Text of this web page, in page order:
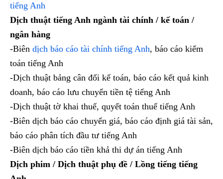
tiếng Anh
Dịch thuật tiếng Anh ngành tài chính / kế toán /
ngân hàng
-Biên dịch báo cáo tài chính tiếng Anh, báo cáo kiểm
toán tiếng Anh
-Dịch thuật bảng cân đối kế toán, báo cáo kết quả kinh
doanh, báo cáo lưu chuyển tiền tệ tiếng Anh
-Dịch thuật tờ khai thuế, quyết toán thuế tiếng Anh
-Biên dịch báo cáo chuyển giá, báo cáo định giá tài sản,
báo cáo phân tích đầu tư tiếng Anh
-Biên dịch báo cáo tiền khả thi dự án tiếng Anh
Dịch phim / Dịch thuật phụ đề / Lồng tiếng tiếng